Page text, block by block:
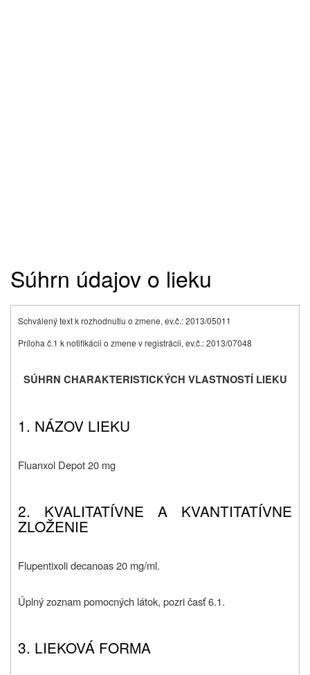
Súhrn údajov o lieku
Schválený text k rozhodnutiu o zmene, ev.č.: 2013/05011
Príloha č.1 k notifikácii o zmene v registrácii, ev.č.: 2013/07048
SÚHRN CHARAKTERISTICKÝCH VLASTNOSTÍ LIEKU
1. NÁZOV LIEKU
Fluanxol Depot 20 mg
2. KVALITATÍVNE A KVANTITATÍVNE
ZLOŽENIE
Flupentixoli decanoas 20 mg/ml.
Úplný zoznam pomocných látok, pozri časť 6.1.
3. LIEKOVÁ FORMA